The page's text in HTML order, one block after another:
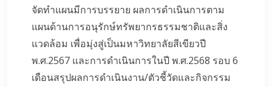
จัดทำแผนมีการบรรยาย ผลการดำเนินการตาม
แผนด้านการอนุรักษ์ทรัพยากรธรรมชาติและสิ่ง
แวดล้อม เพื่อมุ่งสู่เป็นมหาวิทยาลัยสีเขียวปี
พ.ศ.2567 และการดำเนินการในปี พ.ศ.2568 รอบ 6
เดือนสรุปผลการดำเนินงาน/ตัวชี้วัดและกิจกรรม